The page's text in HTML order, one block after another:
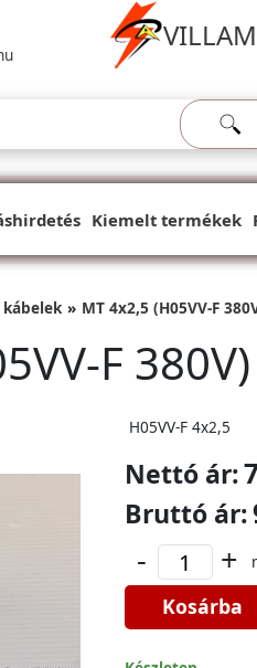
Kiemelt termékek
kábelek MT 4x2,5 (H05VV-F
F 380V)
H05VV-F 4x2,5
Nettó ár:
Bruttó ár:
- +
Kosárba